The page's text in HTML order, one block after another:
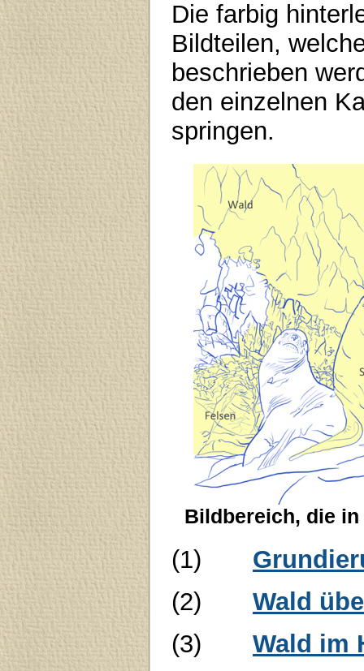
Die farbig
Bildteilen,
beschrieben
den einzelnen
springen.
Bildbereich, die
(1)
(2) Wald
(3) Wald im